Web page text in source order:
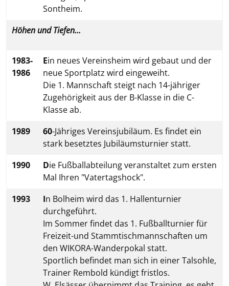
Sontheim.
Höhen und Tiefen...
1983-
1986
Ein neues Vereinsheim wird gebaut und der
neue Sportplatz wird eingeweiht.
Die 1. Mannschaft steigt nach 14-jähriger
Zugehörigkeit aus der B-Klasse in die C-
Klasse ab.
1989
60-Jähriges Vereinsjubiläum. Es findet ein
stark besetztes Jubiläumsturnier statt.
1990
Die Fußballabteilung veranstaltet zum ersten
Mal Ihren "Vatertagshock".
1993
In Bolheim wird das 1. Hallenturnier
durchgeführt.
Im Sommer findet das 1. Fußballturnier für
Freizeit-und Stammtischmannschaften um
den WIKORA-Wanderpokal statt.
Sportlich befindet man sich in einer Talsohle,
Trainer Rembold kündigt fristlos.